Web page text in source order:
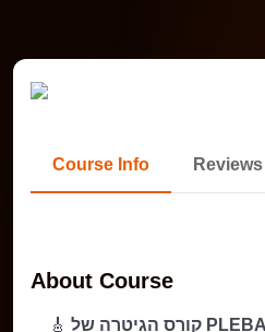
Course Info Reviews
About Course
🎸 קורס הגיטרה של PLEBAN – מהבסיס ועד לאלתור